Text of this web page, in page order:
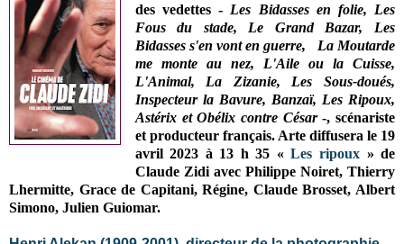
des vedettes - Les Bidasses en folie, Les
Fous du stade, Le Grand Bazar, Les
Bidasses s'en vont en guerre, La Moutarde
me monte au nez, L'Aile ou la Cuisse,
L'Animal, La Zizanie, Les Sous-doués,
Inspecteur la Bavure, Banzaï, Les Ripoux,
Astérix et Obélix contre César-, scénariste
et producteur français. Arte diffusera le 19
avril 2023 à 13 h 35 «Les ripoux» de
Claude Zidi avec Philippe Noiret, Thierry
Lhermitte, Grace de Capitani, Régine, Claude Brosset, Albert
Simono, Julien Guiomar.